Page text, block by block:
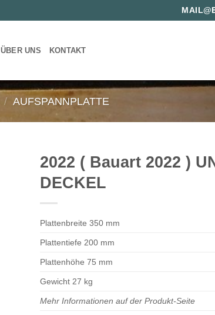
ÜBER UNS KONTAKT
/ AUFSPANNPLATTE
2022 ( Bauart 2022 )
DECKEL
Plattenbreite 350 mm
Plattentiefe 200 mm
Plattenhöhe 75 mm
Gewicht 27 kg
Mehr Informationen auf der Produkt-Seite